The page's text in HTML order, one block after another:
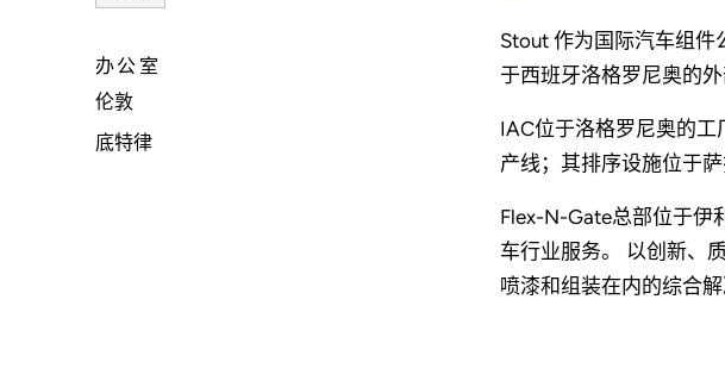
办公室
伦敦
底特律
Stout 作为国际汽车组件
于西班牙洛格罗尼奥的
IAC位于洛格罗尼奥的
产线；其排序设施位于
Flex-N-Gate总部位于伊
车行业服务。 以创新、
喷漆和组装在内的综合